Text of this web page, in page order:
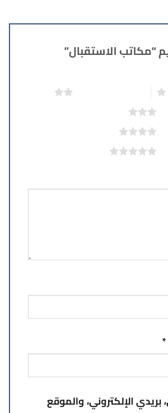
“مكاتب الاستقبال”
*
الإلكتروني، والموقع